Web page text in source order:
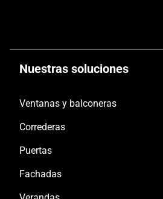
Nuestras soluciones
Ventanas y balconeras
Correderas
Puertas
Fachadas